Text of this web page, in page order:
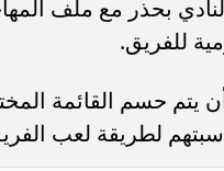
بحذر مع ملف
للفريق.
يتم حسم القائمة
لطريقة لعب